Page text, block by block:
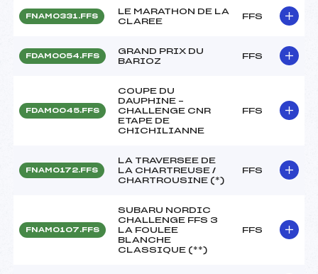
FNAM0331.FFS
LE MARATHON DE LA
CLAREE
FFS
FDAM0054.FFS
GRAND PRIX DU
BARIOZ
FFS
FDAM0045.FFS
COUPE DU
DAUPHINE –
CHALLENGE CNR
ETAPE DE
CHICHILIANNE
FFS
FNAM0172.FFS
LA TRAVERSEE DE
LA CHARTREUSE /
CHARTROUSINE (*)
FFS
FNAM0107.FFS
SUBARU NORDIC
CHALLENGE FFS 3
LA FOULEE
BLANCHE
CLASSIQUE (**)
FFS